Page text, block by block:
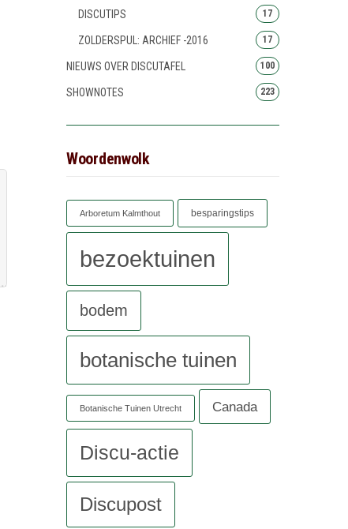
DISCUTIPS 17
ZOLDERSPUL: ARCHIEF -2016 17
NIEUWS OVER DISCUTAFEL 100
SHOWNOTES 223
Woordenwolk
Arboretum Kalmthout besparingstips
bezoektuinen
bodem
botanische tuinen
Botanische Tuinen Utrecht Canada
Discu-actie
Discupost